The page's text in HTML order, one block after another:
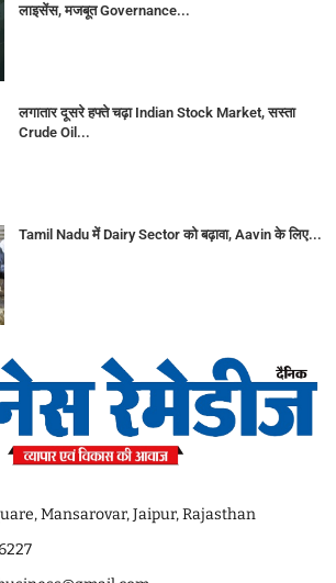
लाइसेंस, मजबूत Governance...
लगातार दूसरे हफ्ते चढ़ा Indian Stock Market, सस्ता
Crude Oil...
Tamil Nadu में Dairy Sector को बढ़ावा, Aavin के लिए...
Mansarovar, Jaipur, Rajasthan